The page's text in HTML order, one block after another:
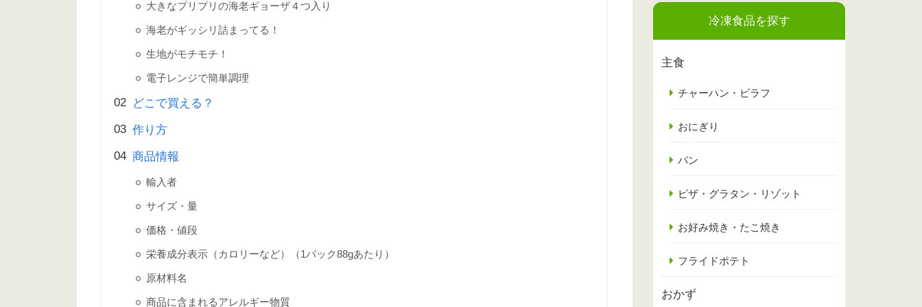
大きなプリプリの海老ギョーザ４つ入り
海老がギッシリ詰まってる！
生地がモチモチ！
電子レンジで簡単調理
どこで買える？
作り方
商品情報
輸入者
サイズ・量
価格・値段
栄養成分表示（カロリーなど）（1パック88gあたり）
原材料名
商品に含まれるアレルギー物質
冷凍食品を探す
主食
チャーハン・ピラフ
おにぎり
パン
ピザ・グラタン・リゾット
お好み焼き・たこ焼き
フライドポテト
おかず